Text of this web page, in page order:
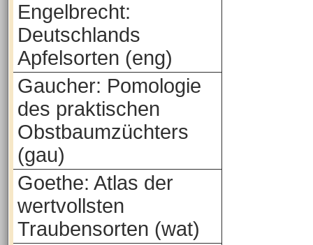
Engelbrecht:
Deutschlands
Apfelsorten (eng)
Gaucher: Pomologie
des praktischen
Obstbaumzüchters
(gau)
Goethe: Atlas der
wertvollsten
Traubensorten (wat)